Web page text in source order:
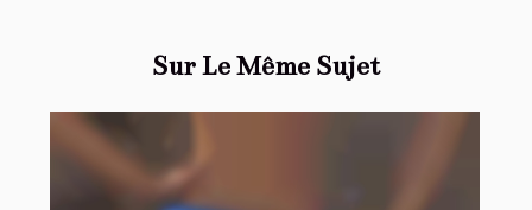
Sur Le Même Sujet